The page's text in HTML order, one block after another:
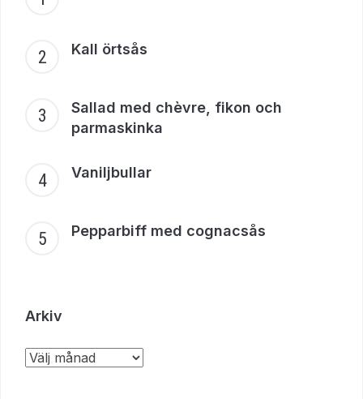
Kall örtsås
Sallad med chèvre, fikon och
parmaskinka
Vaniljbullar
Pepparbiff med cognacsås
Arkiv